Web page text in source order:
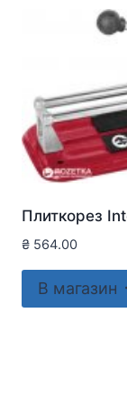
Плиткорез
₴ 564.00
В магазин